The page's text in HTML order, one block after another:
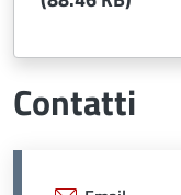
Contatti